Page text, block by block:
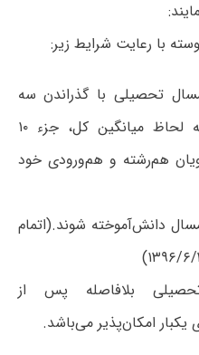
تحصیلی با گذراندن سه
چهارم واحدهای درسی به لحاظ میانگین کل، جزء ۱۰
هم‌رشته و هم‌ورودی خود
دانش‌آموخته شوند.(اتمام
بلافاصله پس از
امکان‌پذیر می‌باشد.